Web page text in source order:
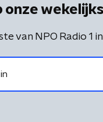
onze
van NPO Radio 1